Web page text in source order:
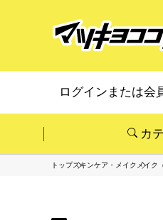
ログインまたは会
カ
トップスキンケア・メイク メイク